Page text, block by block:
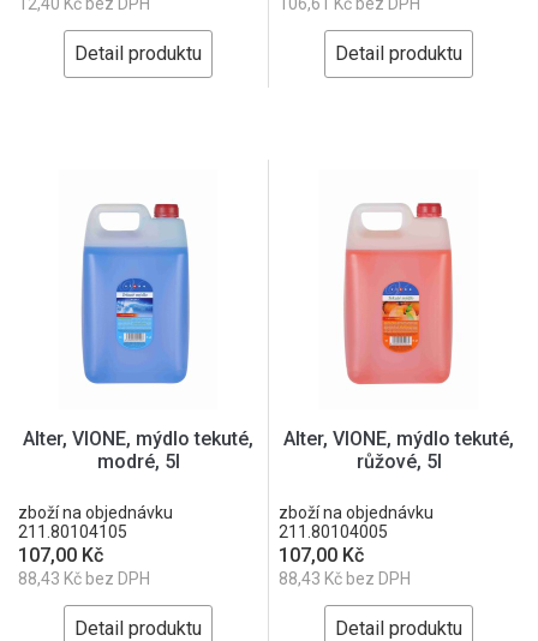
Detail produktu Detail produktu
Alter, VIONE, mýdlo tekuté,
modré, 5l
zboží na objednávku
211.80104105
107,00 Kč
88,43 Kč bez DPH
Detail produktu
Alter, VIONE, mýdlo tekuté,
růžové, 5l
zboží na objednávku
211.80104005
107,00 Kč
88,43 Kč bez DPH
Detail produktu